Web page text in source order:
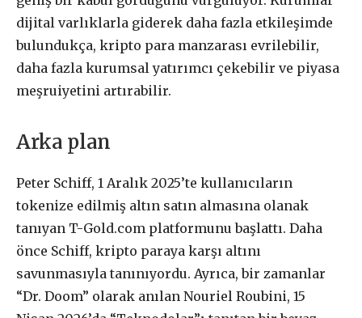
dijital varlıklarla giderek daha fazla etkileşimde
bulundukça, kripto para manzarası evrilebilir,
daha fazla kurumsal yatırımcı çekebilir ve piyasa
meşruiyetini artırabilir.
Arka plan
Peter Schiff, 1 Aralık 2025’te kullanıcıların
tokenize edilmiş altın satın almasına olanak
tanıyan T-Gold.com platformunu başlattı. Daha
önce Schiff, kripto paraya karşı altını
savunmasıyla tanınıyordu. Ayrıca, bir zamanlar
“Dr. Doom” olarak anılan Nouriel Roubini, 15